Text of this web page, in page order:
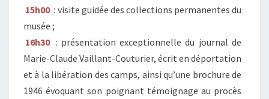
15h00 : visite guidée des collections permanentes du
musée ;
16h30 : présentation exceptionnelle du journal de
Marie-Claude Vaillant-Couturier, écrit en déportation
et à la libération des camps, ainsi qu’une brochure de
1946 évoquant son poignant témoignage au procès